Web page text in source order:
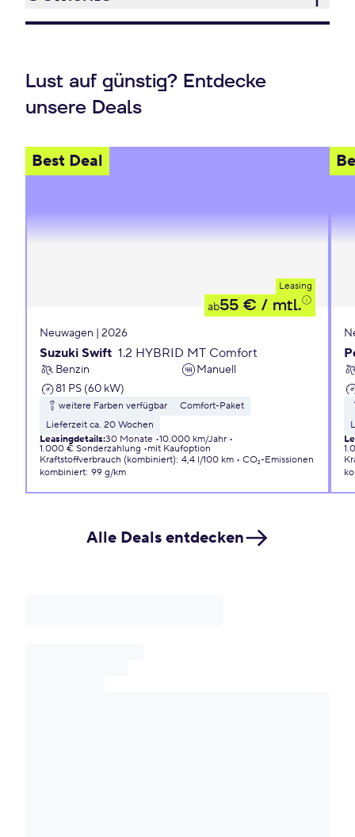
Lust auf günstig? Entdecke
unsere Deals
Best Deal
Leasing
ab55 € / mtl.
Neuwagen | 2026
Suzuki Swift 1.2 HYBRID MT Comfort
Benzin
Manuell
81 PS (60 kW)
weitere Farben verfügbar
Comfort-Paket
Lieferzeit ca. 20 Wochen
Leasingdetails:30 Monate 10.000 km/Jahr
1.000 € Sonderzahlung
mit Kaufoption
Kraftstoffverbrauch (kombiniert): 4,4 l/100 km
CO₂-Emissionen
kombiniert: 99 g/km
Alle Deals entdecken